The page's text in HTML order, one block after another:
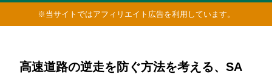
※当サイトではアフィリエイト広告を利用しています。
高速道路の逆走を防ぐ方法を考える、SA